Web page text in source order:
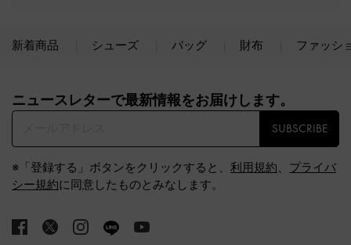
新着商品 シューズ バッグ 財布 ファッシ
ニュースレターで最新情報をお届けします。​
SUBSCRIBE
※「登録する」ボタンをクリックすると、 利用規約、 プライバ
シー規約に同意したものとみなします。